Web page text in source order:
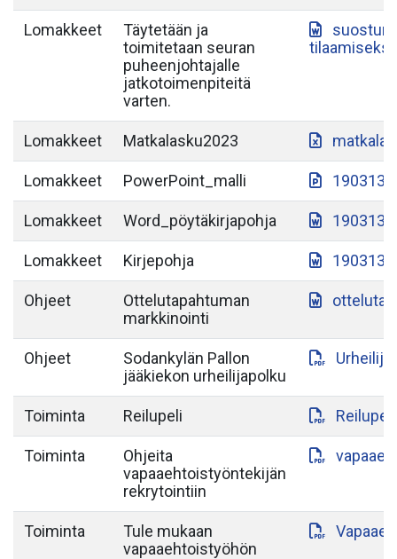
Lomakkeet
Täytetään ja
toimitetaan seuran
puheenjohtajalle
jatkotoimenpiteitä
varten.
Lomakkeet Matkalasku2023
Lomakkeet PowerPoint_malli 190313-
Lomakkeet Word_pöytäkirjapohja 190313-
Lomakkeet Kirjepohja 190313-
Ohjeet
Ottelutapahtuman
markkinointi
Ohjeet
Sodankylän Pallon
jääkiekon urheilijapolku
Toiminta Reilupeli
Toiminta
Ohjeita
vapaaehtoistyöntekijän
rekrytointiin
Toiminta
Tule mukaan
vapaaehtoistyöhön